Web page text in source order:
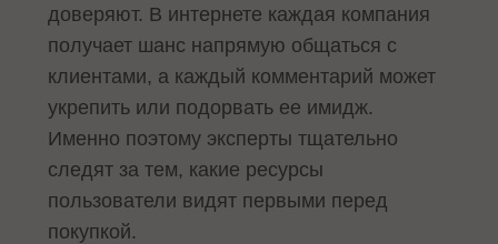
доверяют. В интернете каждая компания
получает шанс напрямую общаться с
клиентами, а каждый комментарий может
укрепить или подорвать ее имидж.
Именно поэтому эксперты тщательно
следят за тем, какие ресурсы
пользователи видят первыми перед
покупкой.